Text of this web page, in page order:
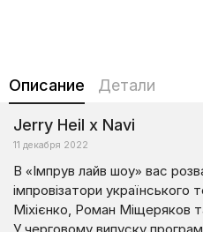
Описание Детали
Jerry Heil х Navi
11 декабря 2022
В «Імпрув лайв шоу» вас
імпровізатори
Міхієнко, Роман Міщеряков